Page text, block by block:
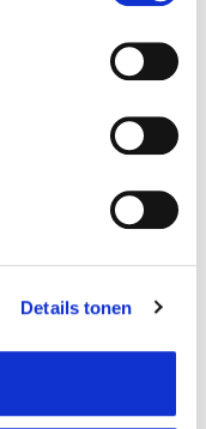
Details tonen
binnen
verzorging terug
uit Thailand en groeit
tot de
Hoewel sommige